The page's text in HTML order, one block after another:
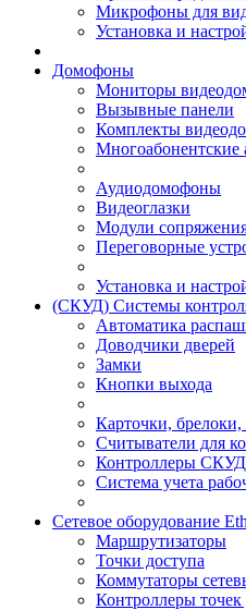
Микрофоны для
Установка и
Домофоны
Мониторы
Вызывные панели
Комплекты
Аудиодомофоны
Видеоглазки
Модули
Переговорные
Установка и
(СКУД) Системы
Автоматика
Доводчики дверей
Замки
Кнопки выхода
Карточки,
Считыватели для
Контроллеры СКУД
Система учета
Сетевое оборудование
Маршрутизаторы
Точки доступа
Коммутаторы
Контроллеры точек